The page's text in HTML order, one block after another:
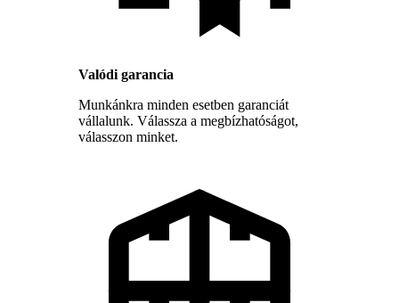
Valódi garancia
Munkánkra minden esetben garanciát
vállalunk. Válassza a megbízhatóságot,
válasszon minket.